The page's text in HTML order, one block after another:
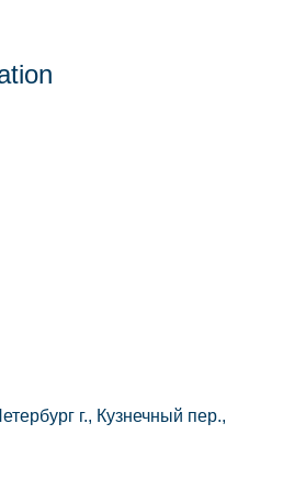
г., Кузнечный пер.,